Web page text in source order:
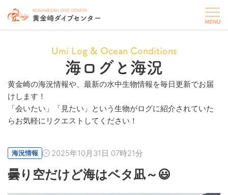
Umi Log & Ocean Conditions
海ログと海況
黄金崎の海況情報や、最新の水中生物情報を毎日更新でお届
けします！
「会いたい」「見たい」という生物がログに紹介されていた
らお気軽にリクエストしてください！
海況情報 2025年10月31日 07時21分
曇り空だけど海はベタ凪～😃